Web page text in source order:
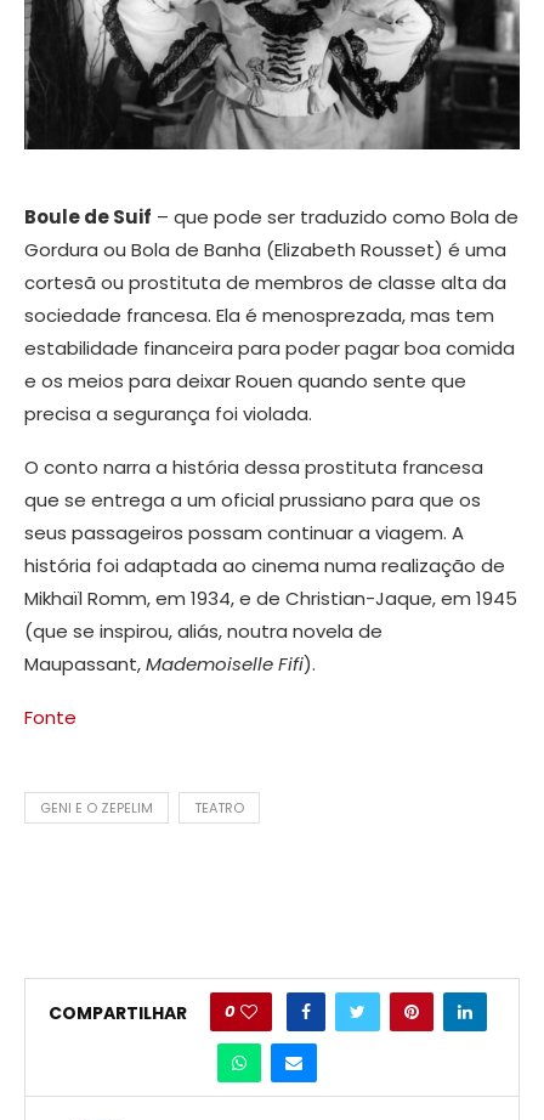
Boule de Suif – que pode ser traduzido como Bola de
Gordura ou Bola de Banha (Elizabeth Rousset) é uma
cortesã ou prostituta de membros de classe alta da
sociedade francesa. Ela é menosprezada, mas tem
estabilidade financeira para poder pagar boa comida
e os meios para deixar Rouen quando sente que
precisa a segurança foi violada.
O conto narra a história dessa prostituta francesa
que se entrega a um oficial prussiano para que os
seus passageiros possam continuar a viagem. A
história foi adaptada ao cinema numa realização de
Mikhaïl Romm, em 1934, e de Christian-Jaque, em 1945
(que se inspirou, aliás, noutra novela de
Maupassant,Mademoiselle Fifi).
Fonte
GENI E O ZEPELIM TEATRO
COMPARTILHAR 0